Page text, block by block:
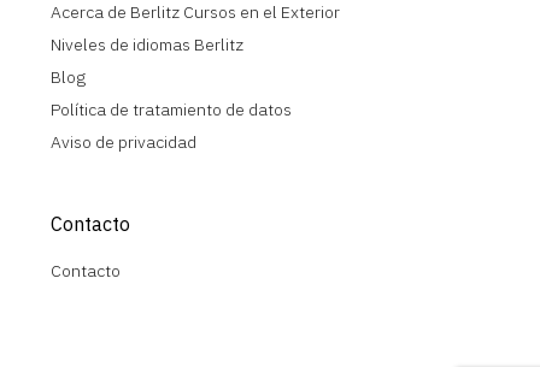
Acerca de Berlitz Cursos en el Exterior
Niveles de idiomas Berlitz
Blog
Política de tratamiento de datos
Aviso de privacidad
Contacto
Contacto